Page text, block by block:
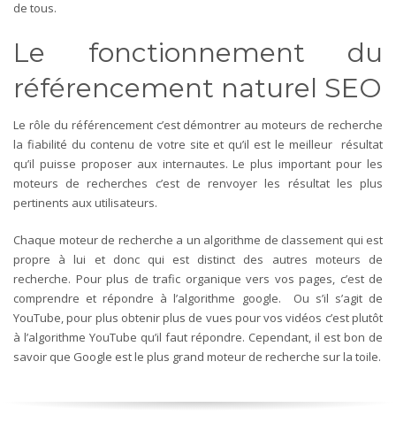
de tous.
Le fonctionnement du
référencement naturel SEO
Le rôle du référencement c’est démontrer au moteurs de recherche
la fiabilité du contenu de votre site et qu’il est le meilleur résultat
qu’il puisse proposer aux internautes. Le plus important pour les
moteurs de recherches c’est de renvoyer les résultat les plus
pertinents aux utilisateurs.
Chaque moteur de recherche a un algorithme de classement qui est
propre à lui et donc qui est distinct des autres moteurs de
recherche. Pour plus de trafic organique vers vos pages, c’est de
comprendre et répondre à l’algorithme google. Ou s’il s’agit de
YouTube, pour plus obtenir plus de vues pour vos vidéos c’est plutôt
à l’algorithme YouTube qu’il faut répondre. Cependant, il est bon de
savoir que Google est le plus grand moteur de recherche sur la toile.